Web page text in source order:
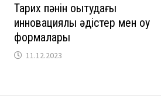
Тарих пәнін оқытудағы
инновациялық әдістер мен оқу
формалары
11.12.2023